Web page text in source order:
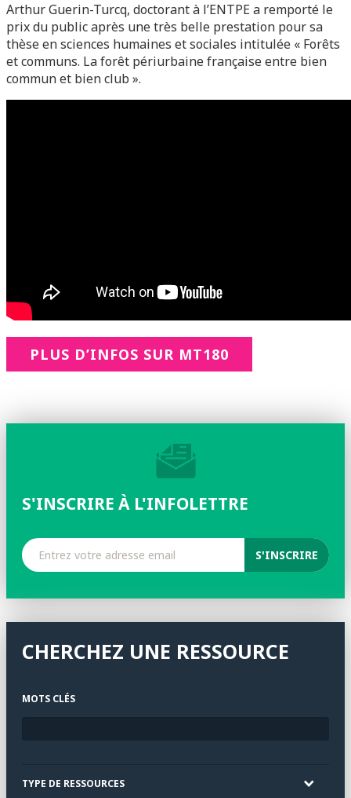
Arthur Guerin-Turcq, doctorant à l’ENTPE a remporté le
prix du public après une très belle prestation pour sa
thèse en sciences humaines et sociales intitulée « Forêts
et communs. La forêt périurbaine française entre bien
commun et bien club ».
PLUS D’INFOS SUR MT180
S'INSCRIRE À L'INFOLETTRE
CHERCHEZ UNE RESSOURCE
MOTS CLÉS
TYPE DE RESSOURCES